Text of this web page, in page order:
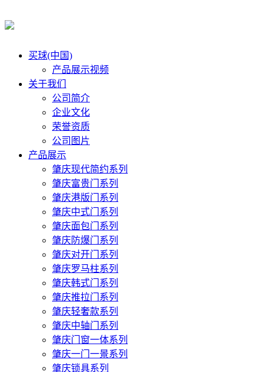
买球(中国)
产品展示视频
关于我们
公司简介
企业文化
荣誉资质
公司图片
产品展示
肇庆现代简约系列
肇庆富贵门系列
肇庆港版门系列
肇庆中式门系列
肇庆面包门系列
肇庆防爆门系列
肇庆对开门系列
肇庆罗马柱系列
肇庆韩式门系列
肇庆推拉门系列
肇庆轻奢款系列
肇庆中轴门系列
肇庆门窗一体系列
肇庆一门一景系列
肇庆锁具系列